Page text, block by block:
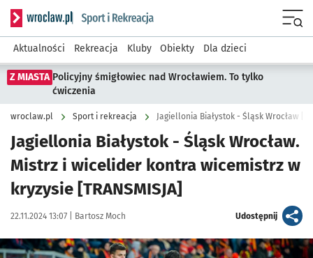
Serwis informacyjny wroclaw.pl podserwis: Sport i rekreacja
Aktualności Rekreacja Kluby Obiekty Dla dzieci
Z MIASTA Policyjny śmigłowiec nad Wrocławiem. To tylko
ćwiczenia
wroclaw.pl Sport i rekreacja Jagiellonia Białystok - Śląsk Wrocław
Jagiellonia Białystok - Śląsk Wrocław.
Mistrz i wicelider kontra wicemistrz w
kryzysie [TRANSMISJA]
Data publikacji:
22.11.2024 13:07 | Autor:
Bartosz Moch Udostępnijartykuł
Kliknij, aby powiększyć